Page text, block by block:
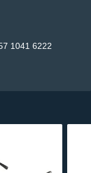
1041 6222